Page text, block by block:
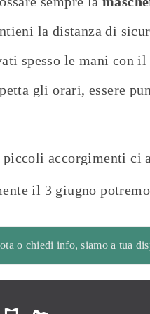
la distanza di
spesso le mani con
gli orari, essere
piccoli accorgimenti ci
il 3 giugno
o chiedi info, siamo a tua